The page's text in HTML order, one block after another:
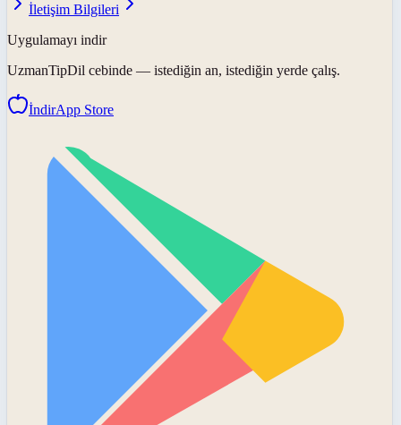
İletişim Bilgileri
Uygulamayı indir
UzmanTipDil cebinde — istediğin an, istediğin yerde çalış.
İndirApp Store